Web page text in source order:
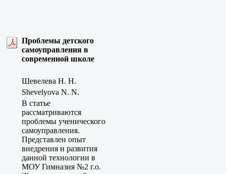
Проблемы детского
самоуправления в
современной школе
Шевелева Н. Н.
Shevelyova N. N.
В статье
рассматриваются
проблемы ученического
самоуправления.
Представлен опыт
внедрения и развития
данной технологии в
МОУ Гимназия №2 г.о.